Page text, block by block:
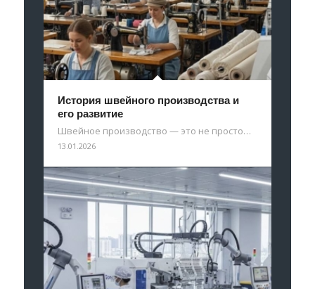
История швейного производства и
его развитие
Швейное производство — это не просто…
13.01.2026